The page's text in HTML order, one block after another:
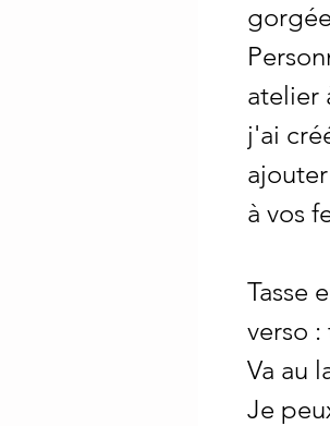
gorgée
atelier
j'ai
à vos
Tasse
verso
Va au
Je